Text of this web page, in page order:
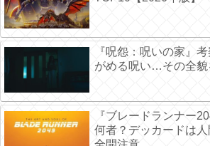
『呪怨：呪いの家』
がめる呪い…その全貌
『ブレードランナー
何者？デッカードは